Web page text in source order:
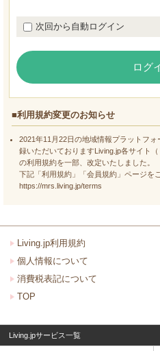
次回から自動ログイン
ログ
■利用規約変更のお知らせ
2021年11月22日の地域情報プラットフ
録いただいておりますLiving.jp各サイト
の利用規約を一部、改定いたしました。
下記「利用規約」「会員規約」ページを
https://mrs.living.jp/terms
Living.jp利用規約
個人情報について
消費税表記について
TOP
Living.jpサービス一覧